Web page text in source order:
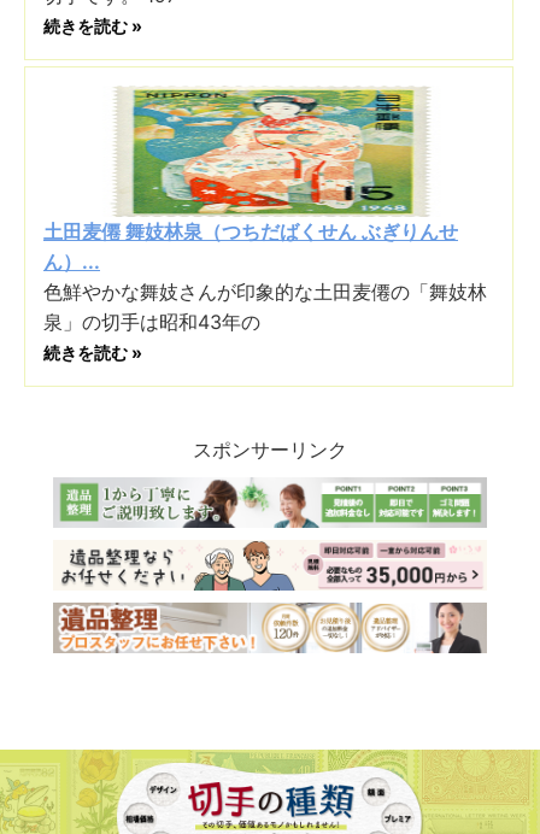
続きを読む »
土田麦僊 舞妓林泉（つちだばくせん ぶぎりんせ
ん）...
色鮮やかな舞妓さんが印象的な土田麦僊の「舞妓林
泉」の切手は昭和43年の
続きを読む »
スポンサーリンク